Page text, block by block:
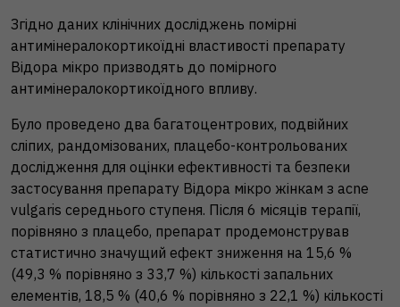
Згідно даних клінічних досліджень помірні
антимінералокортикоїдні властивості препарату
Відора мікро призводять до помірного
антимінералокортикоїдного впливу.
Було проведено два багатоцентрових, подвійних
сліпих, рандомізованих, плацебо-контрольованих
дослідження для оцінки ефективності та безпеки
застосування препарату Відора мікро жінкам з acne
vulgaris середнього ступеня. Після 6 місяців терапії,
порівняно з плацебо, препарат продемонстрував
статистично значущий ефект зниження на 15,6 %
(49,3 % порівняно з 33,7 %) кількості запальних
елементів, 18,5 % (40,6 % порівняно з 22,1 %) кількості